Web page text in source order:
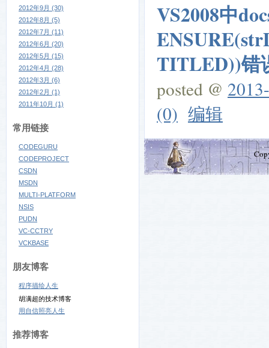
2012年9月 (30)
2012年8月 (5)
2012年7月 (11)
2012年6月 (20)
2012年5月 (15)
2012年4月 (28)
2012年3月 (6)
2012年2月 (1)
2011年10月 (1)
常用链接
CODEGURU
CODEPROJECT
CSDN
MSDN
MULTI-PLATFORM
NSIS
PUDN
VC-CCTRY
VCKBASE
朋友博客
程序描绘人生
胡满超的技术博客
用自信照亮人生
推荐博客
VS2008中
TITLED))错
posted @
(0) 编辑